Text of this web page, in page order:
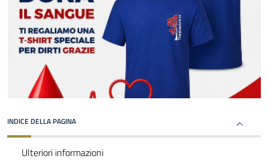
INDICE DELLA PAGINA
Ulteriori informazioni